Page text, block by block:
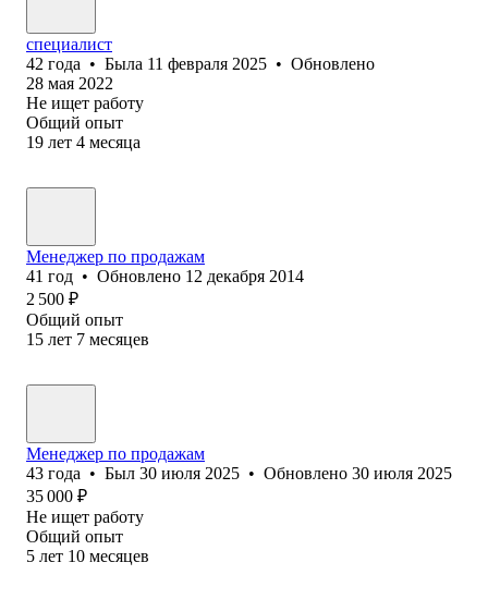
специалист
42 года • Была 11 февраля 2025 • Обновлено
28 мая 2022
Не ищет работу
Общий опыт
19 лет 4 месяца
Менеджер по продажам
41 год • Обновлено 12 декабря 2014
2 500 ₽
Общий опыт
15 лет 7 месяцев
Менеджер по продажам
43 года • Был 30 июля 2025 • Обновлено 30 июля 2025
35 000 ₽
Не ищет работу
Общий опыт
5 лет 10 месяцев